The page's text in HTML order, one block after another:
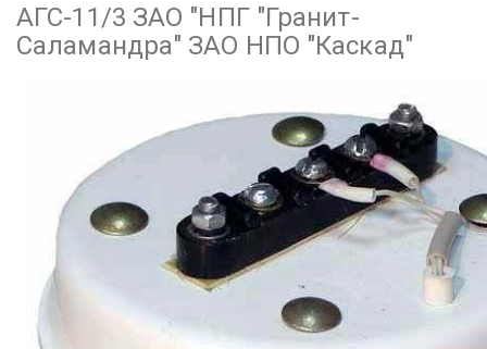
АГС-11/3 ЗАО "НПГ "Гранит-
Саламандра" ЗАО НПО "Каскад"